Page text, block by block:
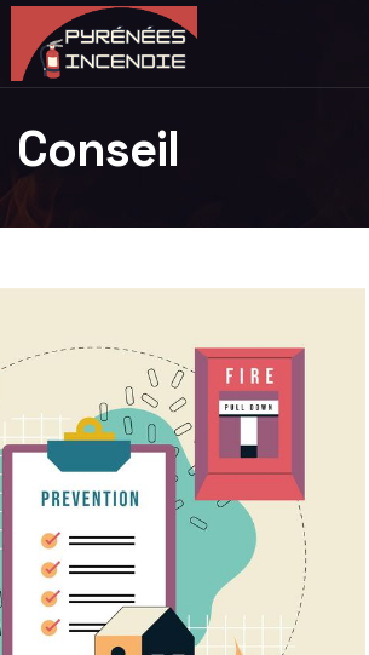
Conseil